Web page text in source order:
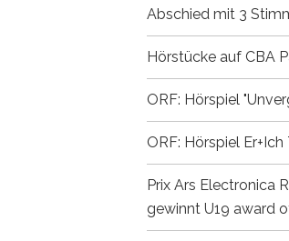
Abschied mit 3
Hörstücke auf CBA
ORF: Hörspiel
ORF: Hörspiel Er+Ich
Prix Ars Electronica
gewinnt U19 award